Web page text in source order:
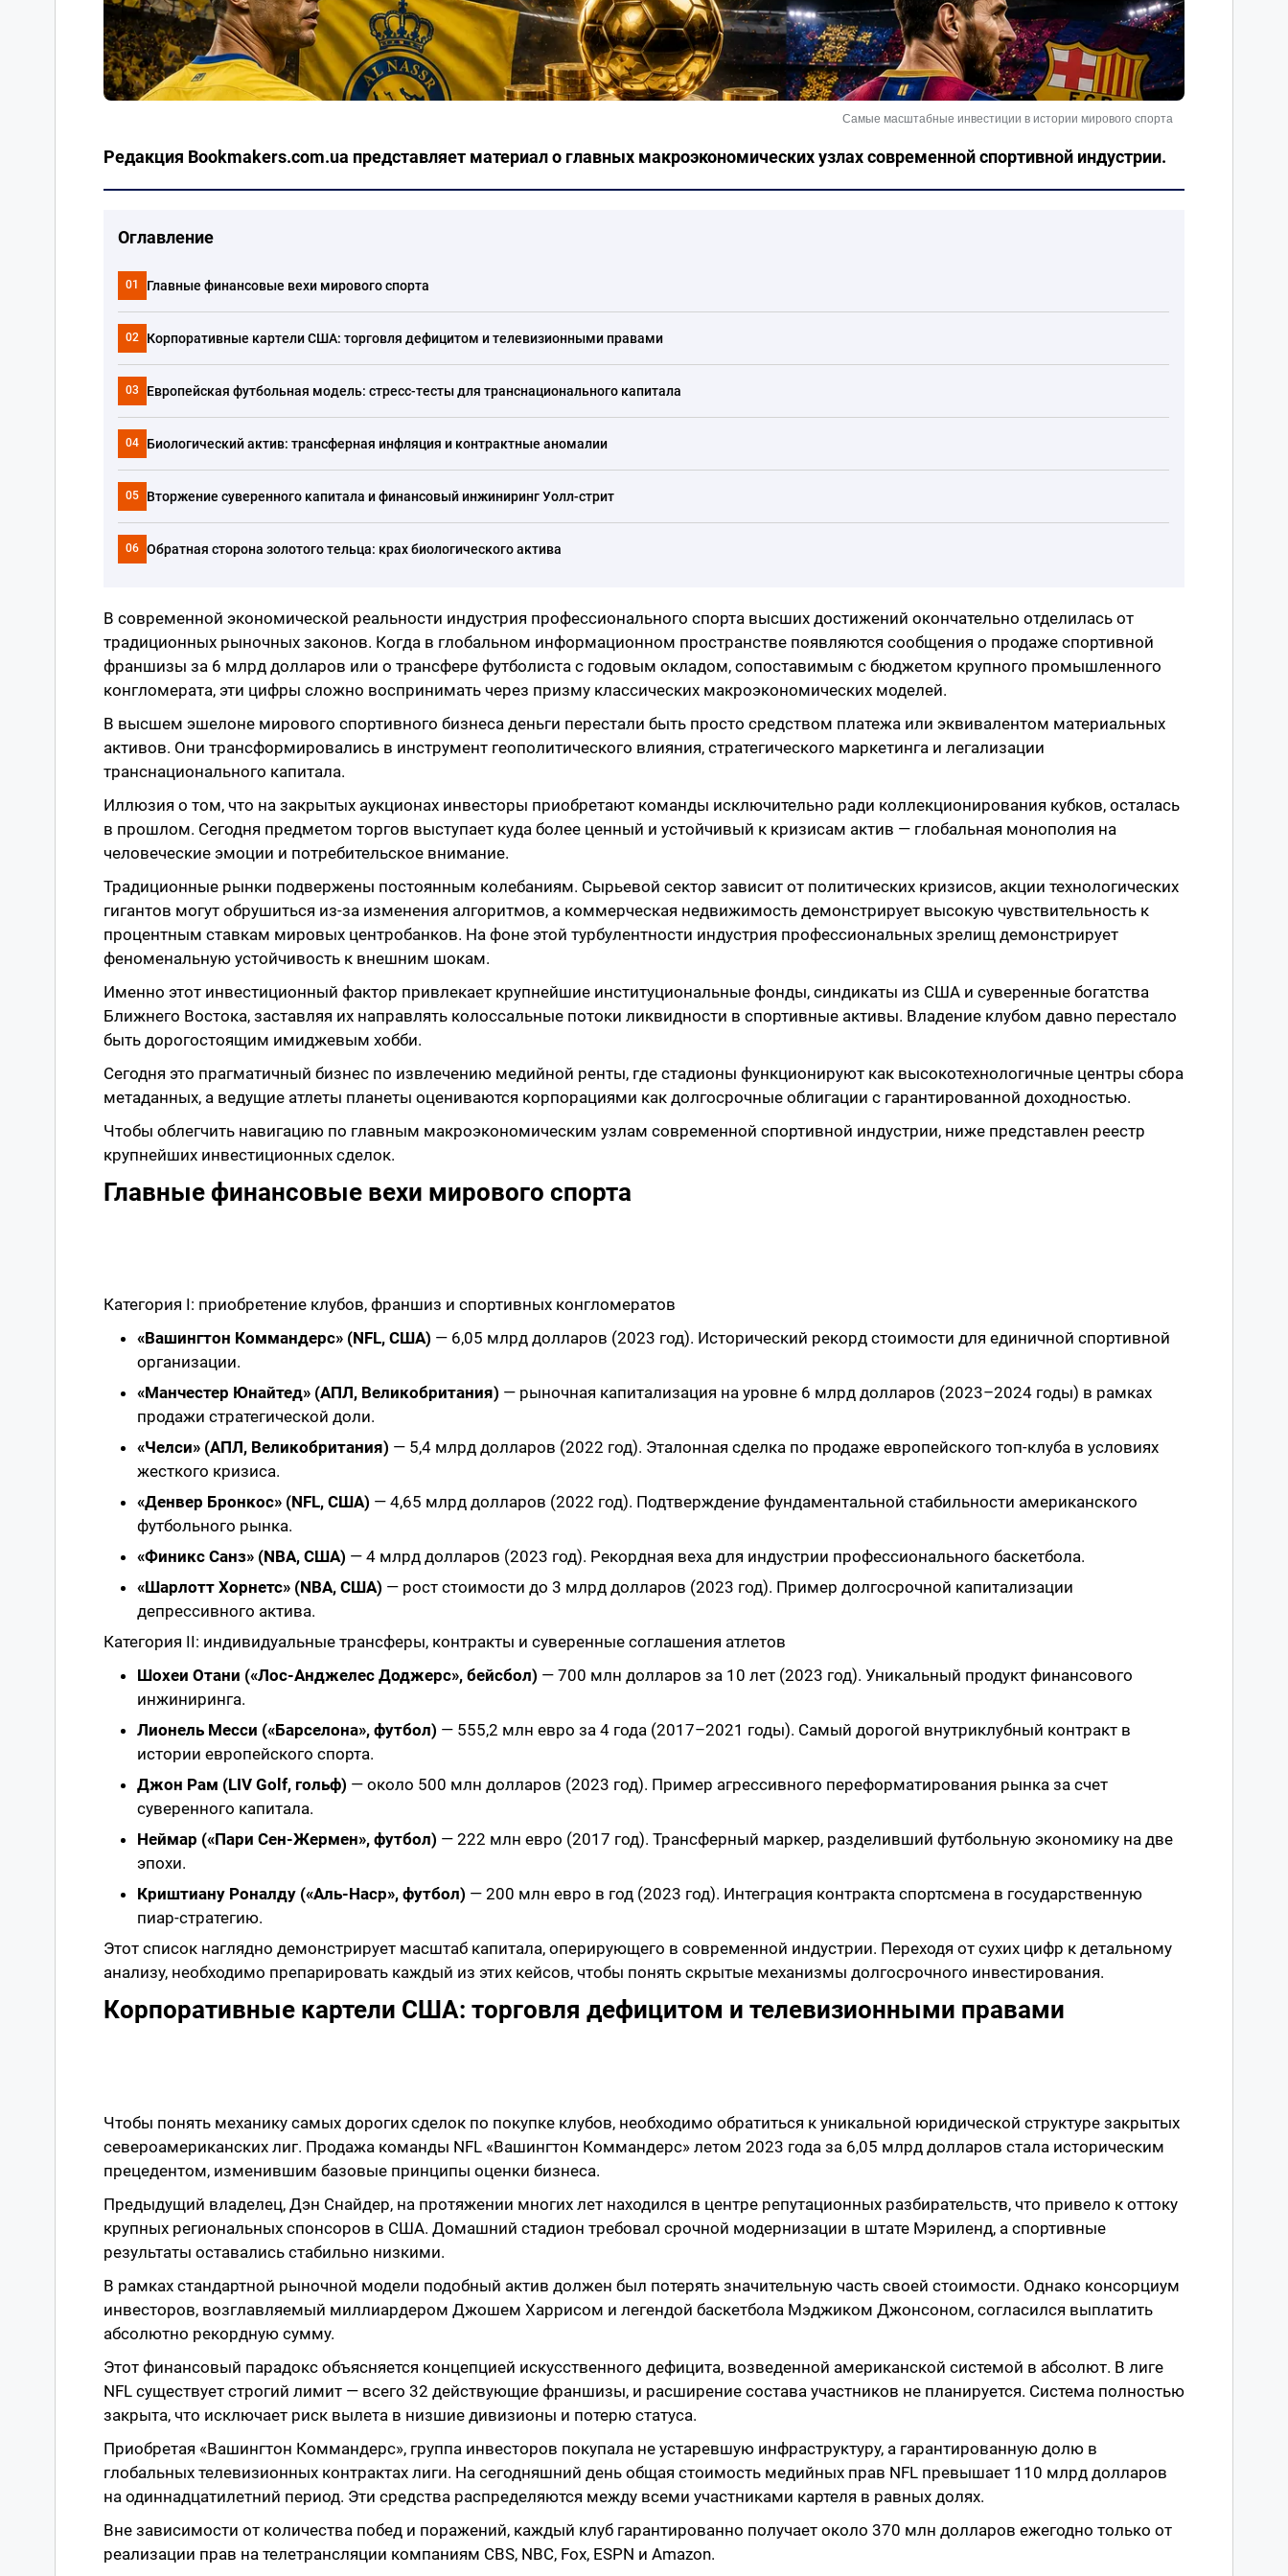
Самые масштабные инвестиции в истории мирового спорта
Редакция Bookmakers.com.ua представляет материал о главных макроэкономических узлах современной спортивной индустрии.
Оглавление
01 Главные финансовые вехи мирового спорта
02 Корпоративные картели США: торговля дефицитом и телевизионными правами
03 Европейская футбольная модель: стресс-тесты для транснационального капитала
04 Биологический актив: трансферная инфляция и контрактные аномалии
05 Вторжение суверенного капитала и финансовый инжиниринг Уолл-стрит
06 Обратная сторона золотого тельца: крах биологического актива
В современной экономической реальности индустрия профессионального спорта высших достижений окончательно отделилась от
традиционных рыночных законов. Когда в глобальном информационном пространстве появляются сообщения о продаже спортивной
франшизы за 6 млрд долларов или о трансфере футболиста с годовым окладом, сопоставимым с бюджетом крупного промышленного
конгломерата, эти цифры сложно воспринимать через призму классических макроэкономических моделей.
В высшем эшелоне мирового спортивного бизнеса деньги перестали быть просто средством платежа или эквивалентом материальных
активов. Они трансформировались в инструмент геополитического влияния, стратегического маркетинга и легализации
транснационального капитала.
Иллюзия о том, что на закрытых аукционах инвесторы приобретают команды исключительно ради коллекционирования кубков, осталась
в прошлом. Сегодня предметом торгов выступает куда более ценный и устойчивый к кризисам актив — глобальная монополия на
человеческие эмоции и потребительское внимание.
Традиционные рынки подвержены постоянным колебаниям. Сырьевой сектор зависит от политических кризисов, акции технологических
гигантов могут обрушиться из-за изменения алгоритмов, а коммерческая недвижимость демонстрирует высокую чувствительность к
процентным ставкам мировых центробанков. На фоне этой турбулентности индустрия профессиональных зрелищ демонстрирует
феноменальную устойчивость к внешним шокам.
Именно этот инвестиционный фактор привлекает крупнейшие институциональные фонды, синдикаты из США и суверенные богатства
Ближнего Востока, заставляя их направлять колоссальные потоки ликвидности в спортивные активы. Владение клубом давно перестало
быть дорогостоящим имиджевым хобби.
Сегодня это прагматичный бизнес по извлечению медийной ренты, где стадионы функционируют как высокотехнологичные центры сбора
метаданных, а ведущие атлеты планеты оцениваются корпорациями как долгосрочные облигации с гарантированной доходностью.
Чтобы облегчить навигацию по главным макроэкономическим узлам современной спортивной индустрии, ниже представлен реестр
крупнейших инвестиционных сделок.
Главные финансовые вехи мирового спорта
Категория I: приобретение клубов, франшиз и спортивных конгломератов
«Вашингтон Коммандерс» (NFL, США) — 6,05 млрд долларов (2023 год). Исторический рекорд стоимости для единичной спортивной
организации.
«Манчестер Юнайтед» (АПЛ, Великобритания) — рыночная капитализация на уровне 6 млрд долларов (2023–2024 годы) в рамках
продажи стратегической доли.
«Челси» (АПЛ, Великобритания) — 5,4 млрд долларов (2022 год). Эталонная сделка по продаже европейского топ-клуба в условиях
жесткого кризиса.
«Денвер Бронкос» (NFL, США) — 4,65 млрд долларов (2022 год). Подтверждение фундаментальной стабильности американского
футбольного рынка.
«Финикс Санз» (NBA, США) — 4 млрд долларов (2023 год). Рекордная веха для индустрии профессионального баскетбола.
«Шарлотт Хорнетс» (NBA, США) — рост стоимости до 3 млрд долларов (2023 год). Пример долгосрочной капитализации
депрессивного актива.
Категория II: индивидуальные трансферы, контракты и суверенные соглашения атлетов
Шохеи Отани («Лос-Анджелес Доджерс», бейсбол) — 700 млн долларов за 10 лет (2023 год). Уникальный продукт финансового
инжиниринга.
Лионель Месси («Барселона», футбол) — 555,2 млн евро за 4 года (2017–2021 годы). Самый дорогой внутриклубный контракт в
истории европейского спорта.
Джон Рам (LIV Golf, гольф) — около 500 млн долларов (2023 год). Пример агрессивного переформатирования рынка за счет
суверенного капитала.
Неймар («Пари Сен-Жермен», футбол) — 222 млн евро (2017 год). Трансферный маркер, разделивший футбольную экономику на две
эпохи.
Криштиану Роналду («Аль-Наср», футбол) — 200 млн евро в год (2023 год). Интеграция контракта спортсмена в государственную
пиар-стратегию.
Этот список наглядно демонстрирует масштаб капитала, оперирующего в современной индустрии. Переходя от сухих цифр к детальному
анализу, необходимо препарировать каждый из этих кейсов, чтобы понять скрытые механизмы долгосрочного инвестирования.
Корпоративные картели США: торговля дефицитом и телевизионными правами
Чтобы понять механику самых дорогих сделок по покупке клубов, необходимо обратиться к уникальной юридической структуре закрытых
североамериканских лиг. Продажа команды NFL «Вашингтон Коммандерс» летом 2023 года за 6,05 млрд долларов стала историческим
прецедентом, изменившим базовые принципы оценки бизнеса.
Предыдущий владелец, Дэн Снайдер, на протяжении многих лет находился в центре репутационных разбирательств, что привело к оттоку
крупных региональных спонсоров в США. Домашний стадион требовал срочной модернизации в штате Мэриленд, а спортивные
результаты оставались стабильно низкими.
В рамках стандартной рыночной модели подобный актив должен был потерять значительную часть своей стоимости. Однако консорциум
инвесторов, возглавляемый миллиардером Джошем Харрисом и легендой баскетбола Мэджиком Джонсоном, согласился выплатить
абсолютно рекордную сумму.
Этот финансовый парадокс объясняется концепцией искусственного дефицита, возведенной американской системой в абсолют. В лиге
NFL существует строгий лимит — всего 32 действующие франшизы, и расширение состава участников не планируется. Система полностью
закрыта, что исключает риск вылета в низшие дивизионы и потерю статуса.
Приобретая «Вашингтон Коммандерс», группа инвесторов покупала не устаревшую инфраструктуру, а гарантированную долю в
глобальных телевизионных контрактах лиги. На сегодняшний день общая стоимость медийных прав NFL превышает 110 млрд долларов
на одиннадцатилетний период. Эти средства распределяются между всеми участниками картеля в равных долях.
Вне зависимости от количества побед и поражений, каждый клуб гарантированно получает около 370 млн долларов ежегодно только от
реализации прав на телетрансляции компаниям CBS, NBC, Fox, ESPN и Amazon.